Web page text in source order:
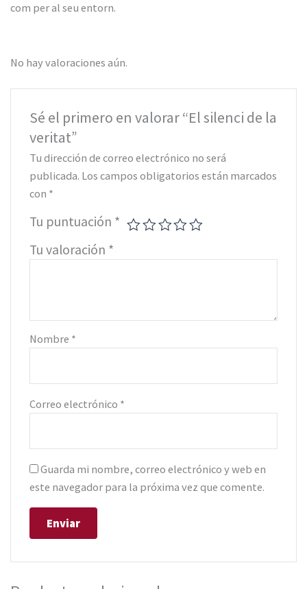
com per al seu entorn.
No hay valoraciones aún.
Sé el primero en valorar “El silenci de la
veritat”
Tu dirección de correo electrónico no será
publicada. Los campos obligatorios están marcados
con *
Tu puntuación *
Tu valoración *
Nombre *
Correo electrónico *
Guarda mi nombre, correo electrónico y web en
este navegador para la próxima vez que comente.